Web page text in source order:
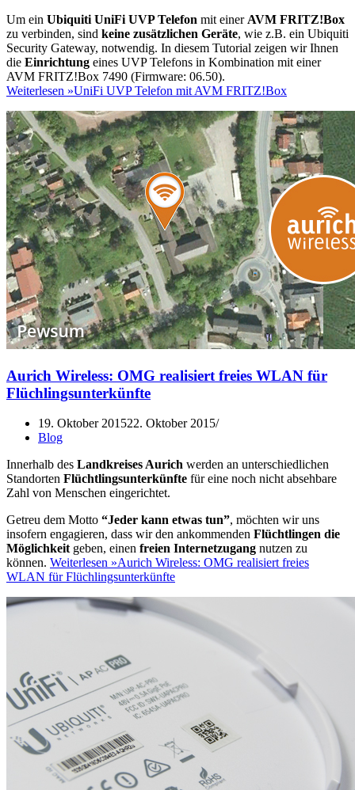
Um ein Ubiquiti UniFi UVP Telefon mit einer AVM FRITZ!Box
zu verbinden, sind keine zusätzlichen Geräte, wie z.B. ein Ubiquiti
Security Gateway, notwendig. In diesem Tutorial zeigen wir Ihnen
die Einrichtung eines UVP Telefons in Kombination mit einer
AVM FRITZ!Box 7490 (Firmware: 06.50).
Weiterlesen »UniFi UVP Telefon mit AVM FRITZ!Box
Aurich Wireless: OMG realisiert freies WLAN für
Flüchlingsunterkünfte
19. Oktober 201522. Oktober 2015
Blog
Innerhalb des Landkreises Aurich werden an unterschiedlichen
Standorten Flüchtlingsunterkünfte für eine noch nicht absehbare
Zahl von Menschen eingerichtet.
Getreu dem Motto “Jeder kann etwas tun”, möchten wir uns
insofern engagieren, dass wir den ankommenden Flüchtlingen die
Möglichkeit geben, einen freien Internetzugang nutzen zu
können. Weiterlesen »Aurich Wireless: OMG realisiert freies
WLAN für Flüchlingsunterkünfte